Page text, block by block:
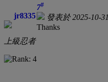
jr8335
上級忍者
7#
發表於 2025-10-
Thanks